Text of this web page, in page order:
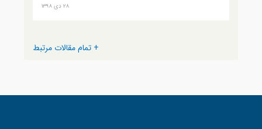
28 دی 1398
+ تمام مقالات مرتبط